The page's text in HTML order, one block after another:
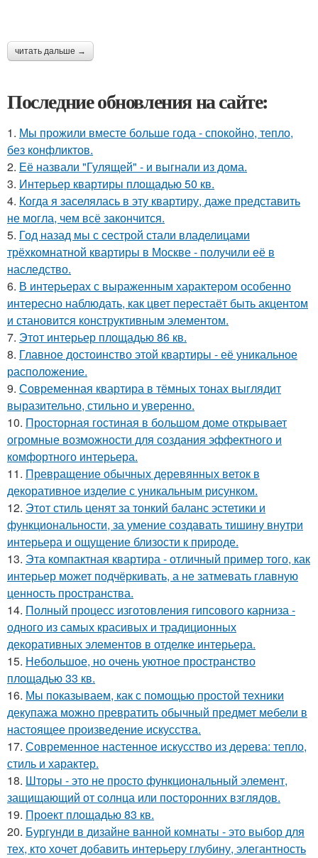
читать дальше →
Последние обновления на сайте:
1. Мы прожили вместе больше года - спокойно, тепло,
без конфликтов.
2. Её назвали "Гулящей" - и выгнали из дома.
3. Интерьер квартиры площадью 50 кв.
4. Когда я заселялась в эту квартиру, даже представить
не могла, чем всё закончится.
5. Год назад мы с сестрой стали владелицами
трёхкомнатной квартиры в Москве - получили её в
наследство.
6. В интерьерах с выраженным характером особенно
интересно наблюдать, как цвет перестаёт быть акцентом
и становится конструктивным элементом.
7. Этот интерьер площадью 86 кв.
8. Главное достоинство этой квартиры - её уникальное
расположение.
9. Современная квартира в тёмных тонах выглядит
выразительно, стильно и уверенно.
10. Просторная гостиная в большом доме открывает
огромные возможности для создания эффектного и
комфортного интерьера.
11. Превращение обычных деревянных веток в
декоративное изделие с уникальным рисунком.
12. Этот стиль ценят за тонкий баланс эстетики и
функциональности, за умение создавать тишину внутри
интерьера и ощущение близости к природе.
13. Эта компактная квартира - отличный пример того, как
интерьер может подчёркивать, а не затмевать главную
ценность пространства.
14. Полный процесс изготовления гипсового карниза -
одного из самых красивых и традиционных
декоративных элементов в отделке интерьера.
15. Небольшое, но очень уютное пространство
площадью 33 кв.
16. Мы показываем, как с помощью простой техники
декупажа можно превратить обычный предмет мебели в
настоящее произведение искусства.
17. Современное настенное искусство из дерева: тепло,
стиль и характер.
18. Шторы - это не просто функциональный элемент,
защищающий от солнца или посторонних взглядов.
19. Проект площадью 83 кв.
20. Бургунди в дизайне ванной комнаты - это выбор для
тех, кто хочет добавить интерьеру глубину, элегантность